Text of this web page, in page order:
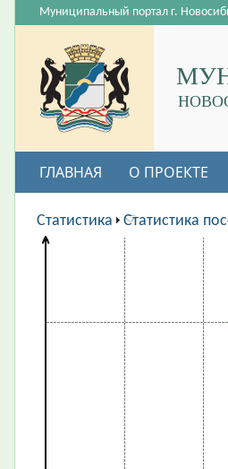
Муниципальный портал г.
ГЛАВНАЯ О ПРОЕКТЕ
ВАКАНСИИ
Статистика Статистика